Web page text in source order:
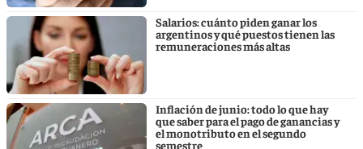
Salarios: cuánto piden ganar los
argentinos y qué puestos tienen las
remuneraciones más altas
Inflación de junio: todo lo que hay
que saber para el pago de ganancias y
el monotributo en el segundo
semestre